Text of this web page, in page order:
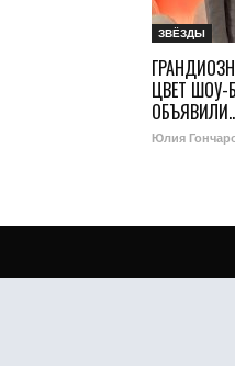
ЗВЁЗДЫ
ЦВЕТ ШОУ-
Юлия